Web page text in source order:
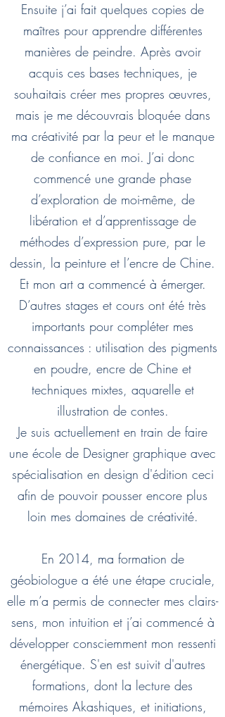
Ensuite j’ai fait quelques copies de
maîtres pour apprendre différentes
manières de peindre. Après avoir
acquis ces bases techniques, je
souhaitais créer mes propres œuvres,
mais je me découvrais bloquée dans
ma créativité par la peur et le manque
de confiance en moi. J’ai donc
commencé une grande phase
d’exploration de moi-même, de
libération et d’apprentissage de
méthodes d’expression pure, par le
dessin, la peinture et l’encre de Chine.
Et mon art a commencé à émerger.
D’autres stages et cours ont été très
importants pour compléter mes
connaissances : utilisation des pigments
en poudre, encre de Chine et
techniques mixtes, aquarelle et
illustration de contes.
Je suis actuellement en train de faire
une école de Designer graphique avec
spécialisation en design d'édition ceci
afin de pouvoir pousser encore plus
loin mes domaines de créativité.
En 2014, ma formation de
géobiologue a été une étape cruciale,
elle m’a permis de connecter mes clairs-
sens, mon intuition et j’ai commencé à
développer consciemment mon ressenti
énergétique. S'en est suivit d'autres
formations, dont la lecture des
mémoires Akashiques, et initiations,